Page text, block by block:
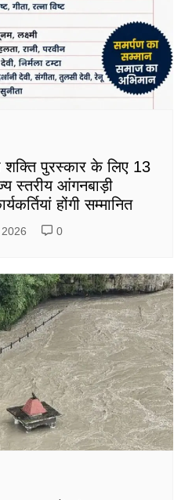
शक्ति पुरस्कार के लिए 13
स्तरीय आंगनबाड़ी
होंगी सम्मानित
0